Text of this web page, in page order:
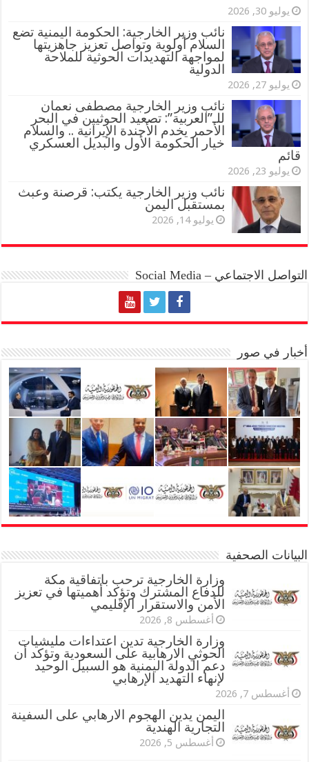
يوليو 30, 2026
نائب وزير الخارجية: الحكومة اليمنية تضع
السلام أولوية وتواصل تعزيز جاهزيتها
لمواجهة التهديدات الحوثية للملاحة
الدولية
يوليو 27, 2026
نائب وزير الخارجية مصطفى نعمان
للـ”العربية”: تصعيد الحوثيين في البحر
الأحمر يخدم الأجندة الإيرانية .. والسلام
خيار الحكومة الأول والبديل العسكري
قائم
يوليو 23, 2026
نائب وزير الخارجية يكتب: قرصنة وعبث
بمستقبل اليمن
يوليو 14, 2026
التواصل الاجتماعي – Social Media
أخبار في صور
البيانات الصحفية
وزارة الخارجية ترحب باتفاقية مكة
للدفاع المشترك وتؤكد أهميتها في تعزيز
الأمن والاستقرار الإقليمي
أغسطس 8, 2026
وزارة الخارجية تدين اعتداءات مليشيات
الحوثي الارهابية على السعودية وتؤكد أن
دعم الدولة اليمنية هو السبيل الوحيد
لإنهاء التهديد الإرهابي
أغسطس 7, 2026
اليمن يدين الهجوم الارهابي على السفينة
التجارية الهندية
أغسطس 5, 2026